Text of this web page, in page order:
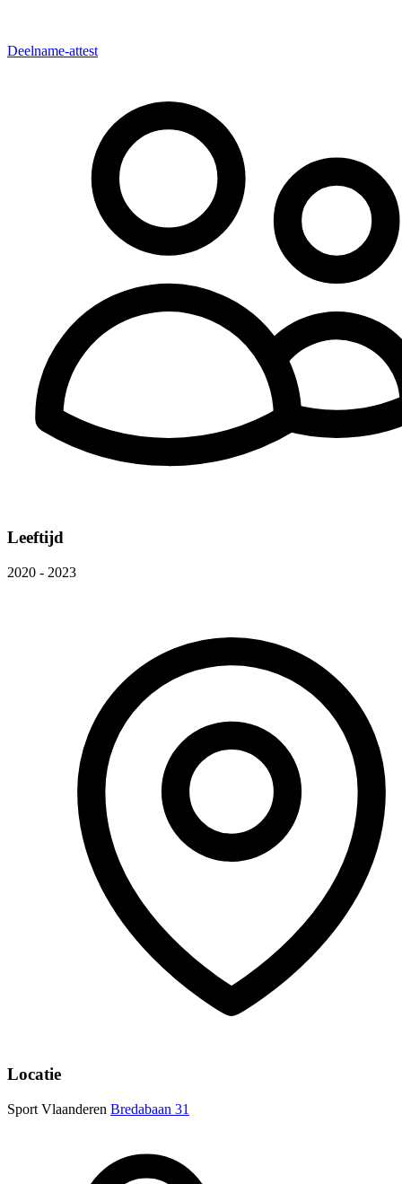
Deelname-attest
Leeftijd
2020 - 2023
Locatie
Sport Vlaanderen Bredabaan 31